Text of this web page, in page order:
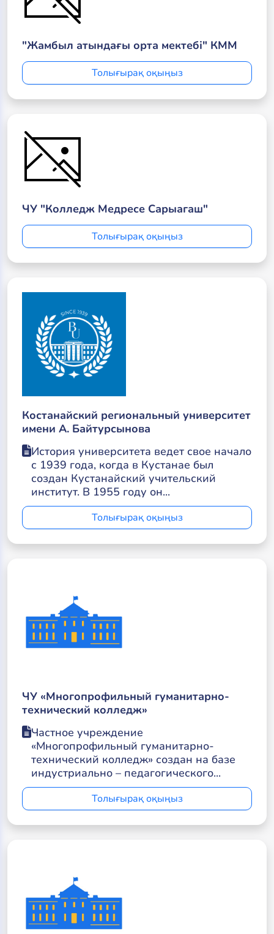
"Жамбыл атындағы орта мектебі" КММ
Толығырақ оқыңыз
ЧУ "Колледж Медресе Сарыагаш"
Толығырақ оқыңыз
Костанайский региональный университет
имени А. Байтурсынова
История университета ведет свое начало
с 1939 года, когда в Кустанае был
создан Кустанайский учительский
институт. В 1955 году он...
Толығырақ оқыңыз
ЧУ «Многопрофильный гуманитарно-
технический колледж»
Частное учреждение
«Многопрофильный гуманитарно-
технический колледж» создан на базе
индустриально – педагогического...
Толығырақ оқыңыз